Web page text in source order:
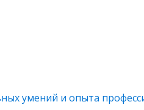
умений и опыта